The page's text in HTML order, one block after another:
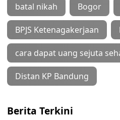
batal nikah Bogor
BPJS Ketenagakerjaan
cara dapat uang sejuta
Distan KP Bandung
Berita Terkini